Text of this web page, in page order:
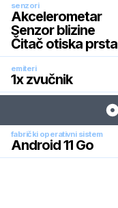
senzori
Akcelerometar
Senzor blizine
Čitač otiska prsta
emiteri
1x zvučnik
fabrički operativni sistem
Android 11 Go